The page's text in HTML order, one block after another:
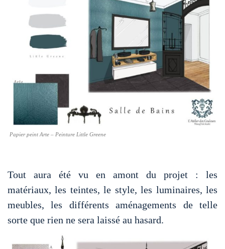
Papier peint Arte – Peinture Little Greene
Tout aura été vu en amont du projet : les
matériaux, les teintes, le style, les luminaires, les
meubles, les différents aménagements de telle
sorte que rien ne sera laissé au hasard.